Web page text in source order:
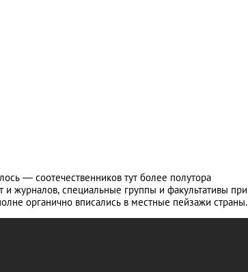
— соотечественников тут более полутора
журналов, специальные группы и факультативы при
органично вписались в местные пейзажи страны.